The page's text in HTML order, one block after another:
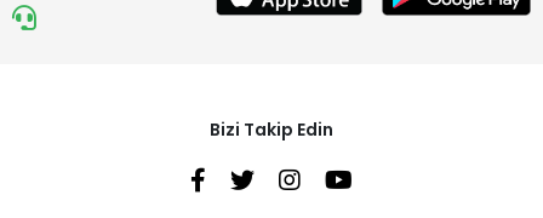
Bizi Takip Edin